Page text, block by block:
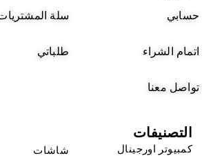
حسابي سلة المشتريات
اتمام الشراء طلباتي
تواصل معنا
التصنيفات
كمبيوتر اورجينال
شاشات